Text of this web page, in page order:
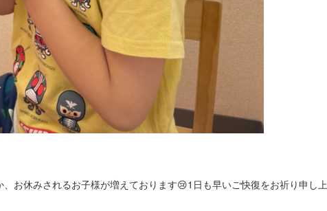
お休みされるお子様が増えております😢1日も早いご快復をお祈り申し上